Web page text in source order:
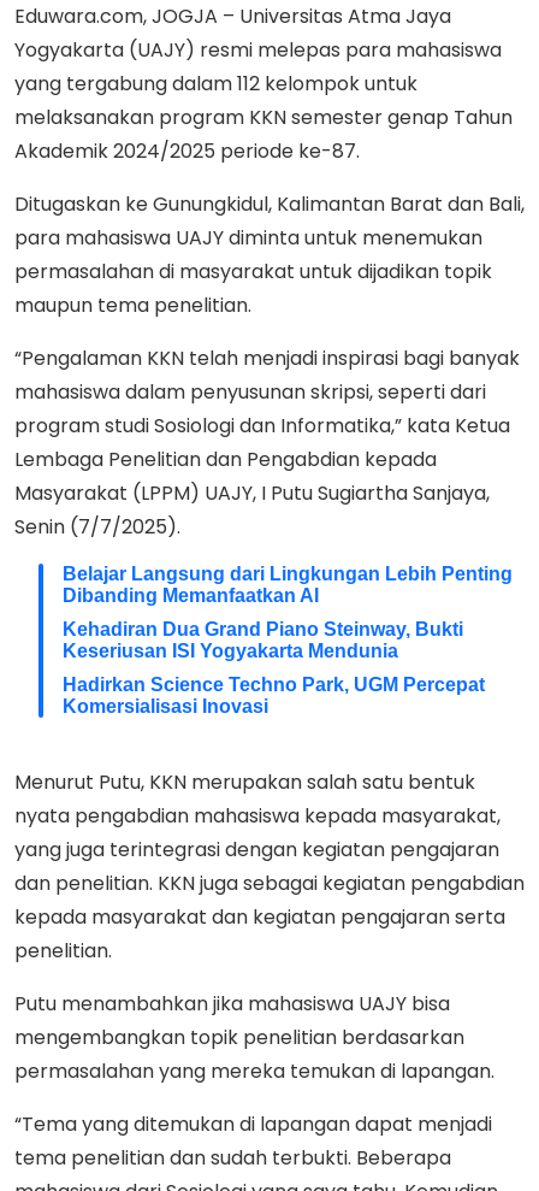
Eduwara.com, JOGJA – Universitas Atma Jaya
Yogyakarta (UAJY) resmi melepas para mahasiswa
yang tergabung dalam 112 kelompok untuk
melaksanakan program KKN semester genap Tahun
Akademik 2024/2025 periode ke-87.
Ditugaskan ke Gunungkidul, Kalimantan Barat dan Bali,
para mahasiswa UAJY diminta untuk menemukan
permasalahan di masyarakat untuk dijadikan topik
maupun tema penelitian.
“Pengalaman KKN telah menjadi inspirasi bagi banyak
mahasiswa dalam penyusunan skripsi, seperti dari
program studi Sosiologi dan Informatika,” kata Ketua
Lembaga Penelitian dan Pengabdian kepada
Masyarakat (LPPM) UAJY, I Putu Sugiartha Sanjaya,
Senin (7/7/2025).
Belajar Langsung dari Lingkungan Lebih Penting
Dibanding Memanfaatkan AI
Kehadiran Dua Grand Piano Steinway, Bukti
Keseriusan ISI Yogyakarta Mendunia
Hadirkan Science Techno Park, UGM Percepat
Komersialisasi Inovasi
Menurut Putu, KKN merupakan salah satu bentuk
nyata pengabdian mahasiswa kepada masyarakat,
yang juga terintegrasi dengan kegiatan pengajaran
dan penelitian. KKN juga sebagai kegiatan pengabdian
kepada masyarakat dan kegiatan pengajaran serta
penelitian.
Putu menambahkan jika mahasiswa UAJY bisa
mengembangkan topik penelitian berdasarkan
permasalahan yang mereka temukan di lapangan.
“Tema yang ditemukan di lapangan dapat menjadi
tema penelitian dan sudah terbukti. Beberapa